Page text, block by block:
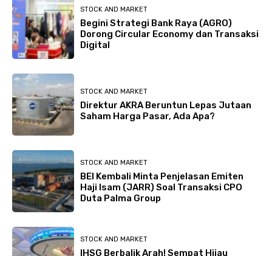
STOCK AND MARKET
Begini Strategi Bank Raya (AGRO)
Dorong Circular Economy dan Transaksi
Digital
STOCK AND MARKET
Direktur AKRA Beruntun Lepas Jutaan
Saham Harga Pasar, Ada Apa?
STOCK AND MARKET
BEI Kembali Minta Penjelasan Emiten
Haji Isam (JARR) Soal Transaksi CPO
Duta Palma Group
STOCK AND MARKET
IHSG Berbalik Arah! Sempat Hijau